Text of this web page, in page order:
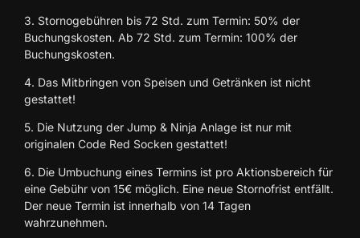
3. Stornogebühren bis 72 Std. zum Termin: 50% der
Buchungskosten. Ab 72 Std. zum Termin: 100% der
Buchungskosten.
4. Das Mitbringen von Speisen und Getränken ist nicht
gestattet!
5. Die Nutzung der Jump & Ninja Anlage ist nur mit
originalen Code Red Socken gestattet!
6. Die Umbuchung eines Termins ist pro Aktionsbereich für
eine Gebühr von 15€ möglich. Eine neue Stornofrist entfällt.
Der neue Termin ist innerhalb von 14 Tagen
wahrzunehmen.